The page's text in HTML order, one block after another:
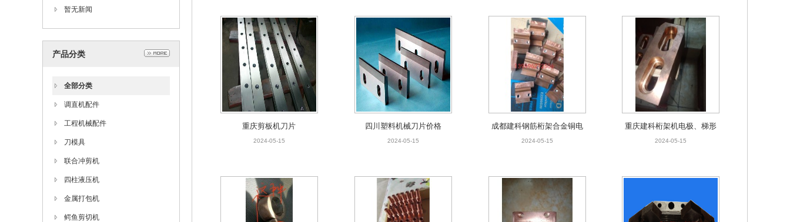
暂无新闻
产品分类
全部分类
调直机配件
工程机械配件
刀模具
联合冲剪机
四柱液压机
金属打包机
鳄鱼剪切机
重庆剪板机刀片
2024-05-15
四川塑料机械刀片价格
2024-05-15
成都建科钢筋桁架合金铜电
板座
2024-05-15
重庆建科桁架机电极、梯形
电极
2024-05-15